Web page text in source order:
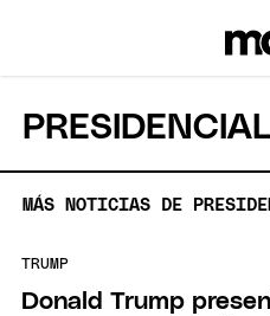
PRESIDENCIAL
MÁS NOTICIAS DE
TRUMP
Donald Trump